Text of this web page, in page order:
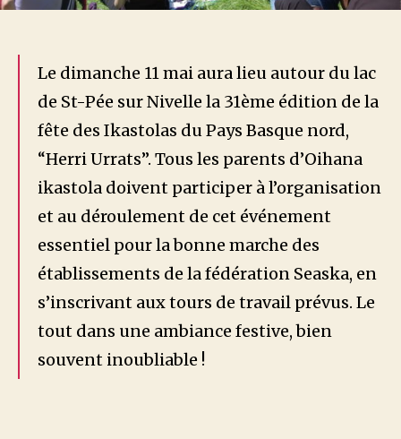
Le dimanche 11 mai aura lieu autour du lac
de St-Pée sur Nivelle la 31ème édition de la
fête des Ikastolas du Pays Basque nord,
“Herri Urrats”. Tous les parents d’Oihana
ikastola doivent participer à l’organisation
et au déroulement de cet événement
essentiel pour la bonne marche des
établissements de la fédération Seaska, en
s’inscrivant aux tours de travail prévus. Le
tout dans une ambiance festive, bien
souvent inoubliable !